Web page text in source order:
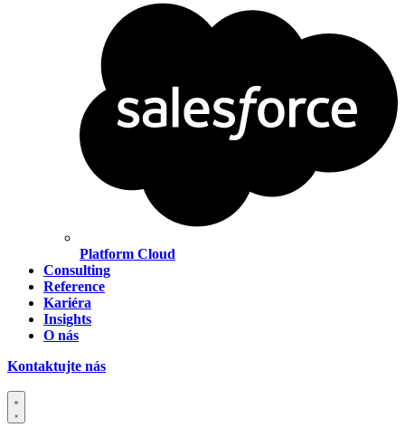
Platform Cloud
Consulting
Reference
Kariéra
Insights
O nás
Kontaktujte nás